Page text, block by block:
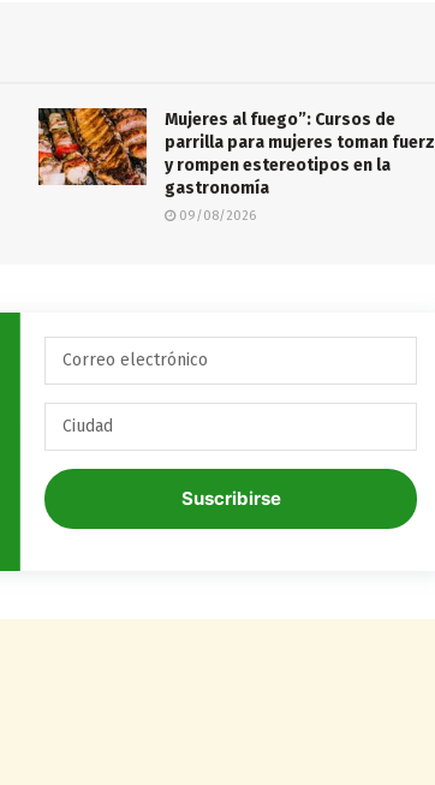
Mujeres al fuego”: Cursos de
parrilla para mujeres toman
y rompen estereotipos en la
gastronomía
09/08/2026
Suscribirse